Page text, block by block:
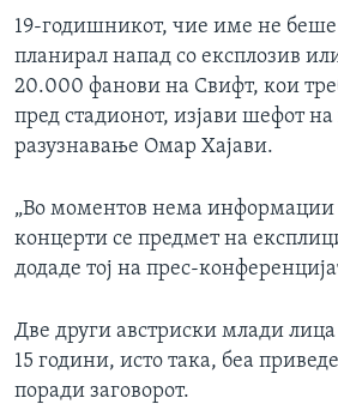
19-годишникот, чие име не
планирал напад со експлозив
20.000 фанови на Свифт, кои
пред стадионот, изјави шефот
разузнавање Омар Хајави.
„Во моментов нема информации
концерти се предмет на
додаде тој на прес-
Две други австриски млади лица
15 години, исто така, беа
поради заговорот.